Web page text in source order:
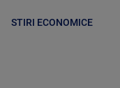
STIRI ECONOMICE